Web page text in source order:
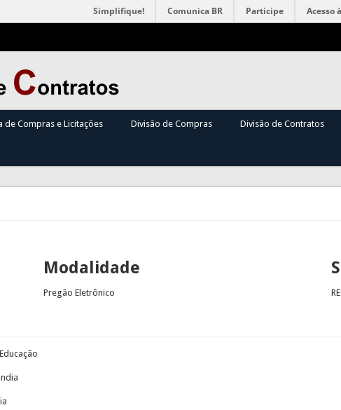
Simplifique! Comunica BR Participe Acesso
de Compras e Licitações Divisão de Compras Divisão de Contratos
Modalidade
Pregão Eletrônico